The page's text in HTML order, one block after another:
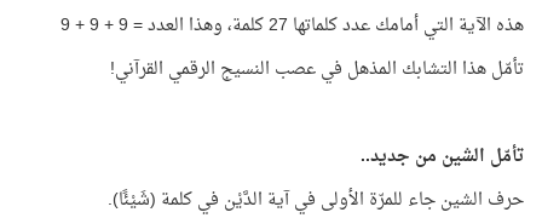
هذه الآية التي أمامك عدد كلماتها 27 كلمة، وهذا العدد = 9 + 9 + 9
تأمّل هذا التشابك المذهل في عصب النسيج الرقمي القرآني!
تأمّل الشين من جديد..
حرف الشين جاء للمرّة الأولى في آية الدَّيْن في كلمة (شَيْئًا).